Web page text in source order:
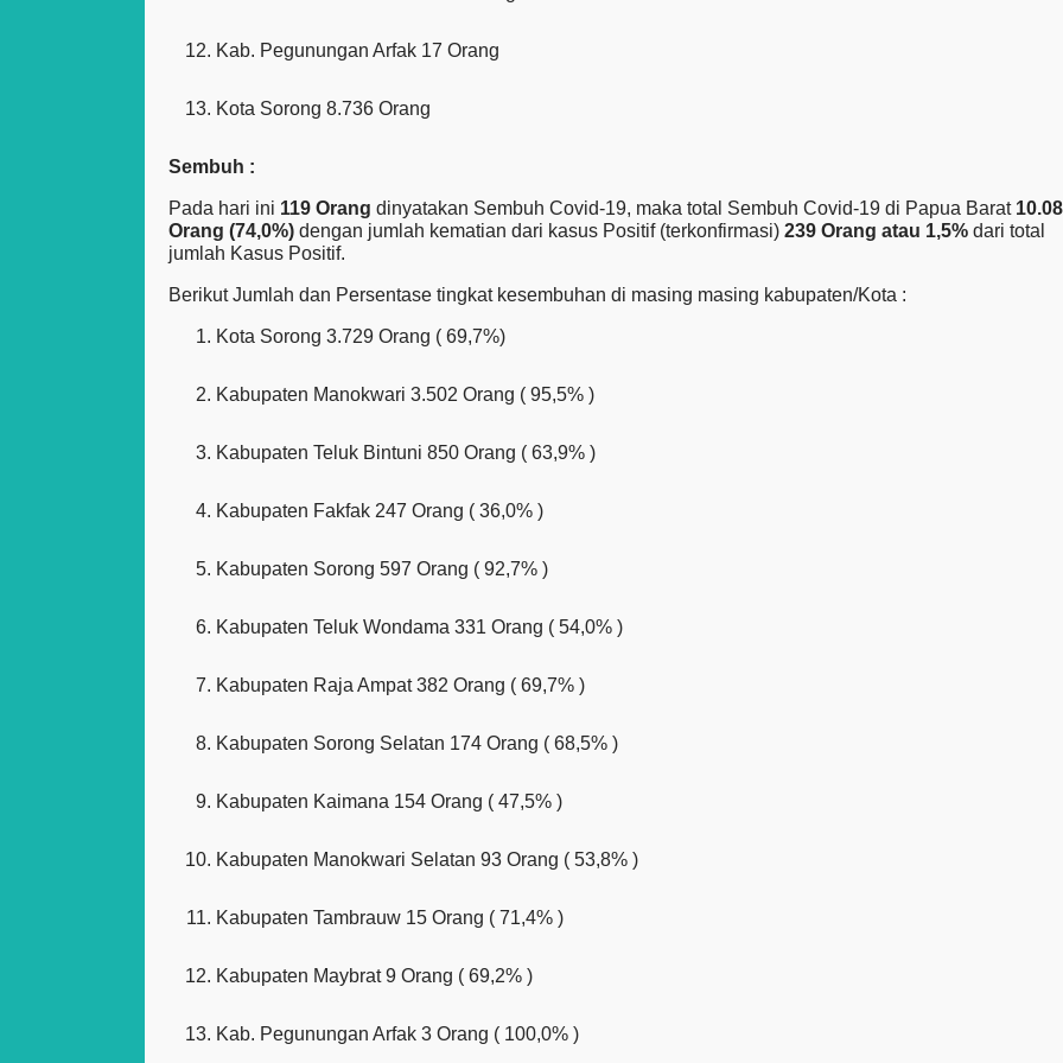
Kab. Pegunungan Arfak 17 Orang
Kota Sorong 8.736 Orang
Sembuh :
Pada hari ini 119 Orang dinyatakan Sembuh Covid-19, maka total Sembuh Covid-19 di Papua Barat
Orang (74,0%) dengan jumlah kematian dari kasus Positif (terkonfirmasi) 239 Orang atau 1,5% dari total
jumlah Kasus Positif.
Berikut Jumlah dan Persentase tingkat kesembuhan di masing masing kabupaten/Kota :
Kota Sorong 3.729 Orang ( 69,7%)
Kabupaten Manokwari 3.502 Orang ( 95,5% )
Kabupaten Teluk Bintuni 850 Orang ( 63,9% )
Kabupaten Fakfak 247 Orang ( 36,0% )
Kabupaten Sorong 597 Orang ( 92,7% )
Kabupaten Teluk Wondama 331 Orang ( 54,0% )
Kabupaten Raja Ampat 382 Orang ( 69,7% )
Kabupaten Sorong Selatan 174 Orang ( 68,5% )
Kabupaten Kaimana 154 Orang ( 47,5% )
Kabupaten Manokwari Selatan 93 Orang ( 53,8% )
Kabupaten Tambrauw 15 Orang ( 71,4% )
Kabupaten Maybrat 9 Orang ( 69,2% )
Kab. Pegunungan Arfak 3 Orang ( 100,0% )